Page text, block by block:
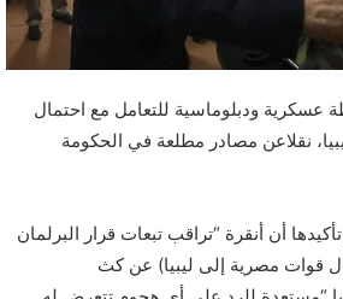
عسكرية ودبلوماسية للتعامل مع احتمال
نقلاعن مصادر مطلعة في الحكومة
أن أنقرة “تراقب تبعات قرار البرلمان
قوات مصرية إلى ليبيا) عن كث